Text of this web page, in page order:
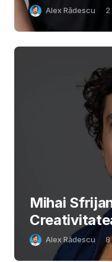
Alex Rădescu 2
Mihai
Alex Rădescu 8